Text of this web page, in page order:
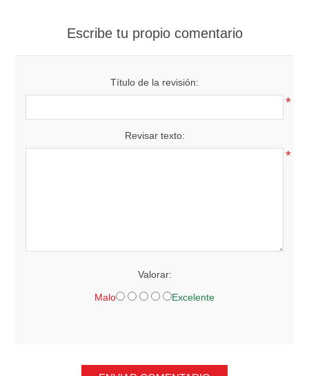
Escribe tu propio comentario
Título de la revisión:
*
Revisar texto:
*
Valorar:
Malo Excelente